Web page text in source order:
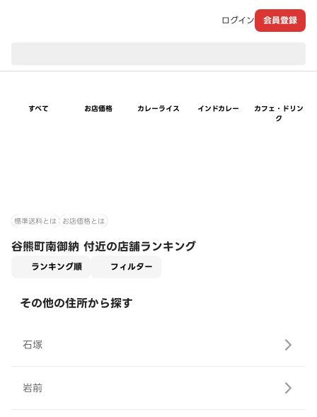
ログイン 会員登録
すべて お店価格 カレーライス インドカレー
カフェ・ドリン
ク
標準送料とは お店価格とは
谷熊町南御納 付近の店舗ランキング
ランキング順 フィルター
その他の住所から探す
石塚
岩前